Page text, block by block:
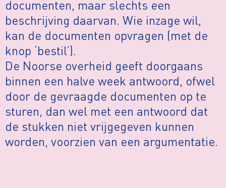
documenten, maar slechts een
beschrijving daarvan. Wie inzage wil,
kan de documenten opvragen (met de
knop ‘bestil’).
De Noorse overheid geeft doorgaans
binnen een halve week antwoord, ofwel
door de gevraagde documenten op te
sturen, dan wel met een antwoord dat
de stukken niet vrijgegeven kunnen
worden, voorzien van een argumentatie.